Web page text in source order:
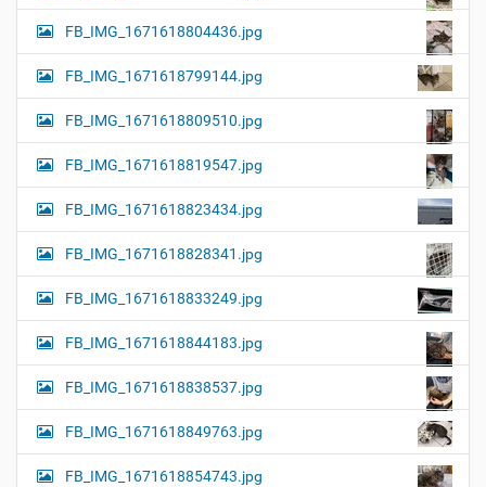
FB_IMG_1671618804436.jpg
FB_IMG_1671618799144.jpg
FB_IMG_1671618809510.jpg
FB_IMG_1671618819547.jpg
FB_IMG_1671618823434.jpg
FB_IMG_1671618828341.jpg
FB_IMG_1671618833249.jpg
FB_IMG_1671618844183.jpg
FB_IMG_1671618838537.jpg
FB_IMG_1671618849763.jpg
FB_IMG_1671618854743.jpg